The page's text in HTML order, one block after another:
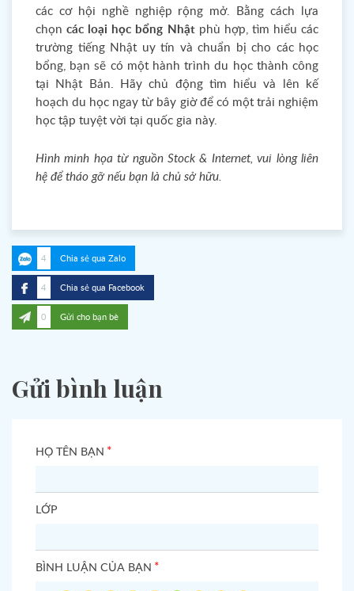
các cơ hội nghề nghiệp rộng mở. Bằng cách lựa
chọncác loại học bổng Nhậtphù hợp, tìm hiểu các
trường tiếng Nhật uy tín và chuẩn bị cho các học
bổng, bạn sẽ có một hành trình du học thành công
tại Nhật Bản. Hãy chủ động tìm hiểu và lên kế
hoạch du học ngay từ bây giờ để có một trải nghiệm
học tập tuyệt vời tại quốc gia này.
Hình minh họa từ nguồn Stock & Internet, vui lòng liên
hệ để tháo gỡ nếu bạn là chủ sở hữu.
4 Chia sẻ qua Zalo
4 Chia sẻ qua Facebook
0 Gửi cho bạn bè
Gửi bình luận
HỌ TÊN BẠN *
LỚP
BÌNH LUẬN CỦA BẠN *